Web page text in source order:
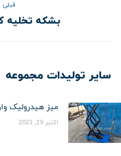
قبلی
بشکه تخلیه
سایر تولیدات مجموعه
میز هیدرولیک
اکتبر 29, 2023